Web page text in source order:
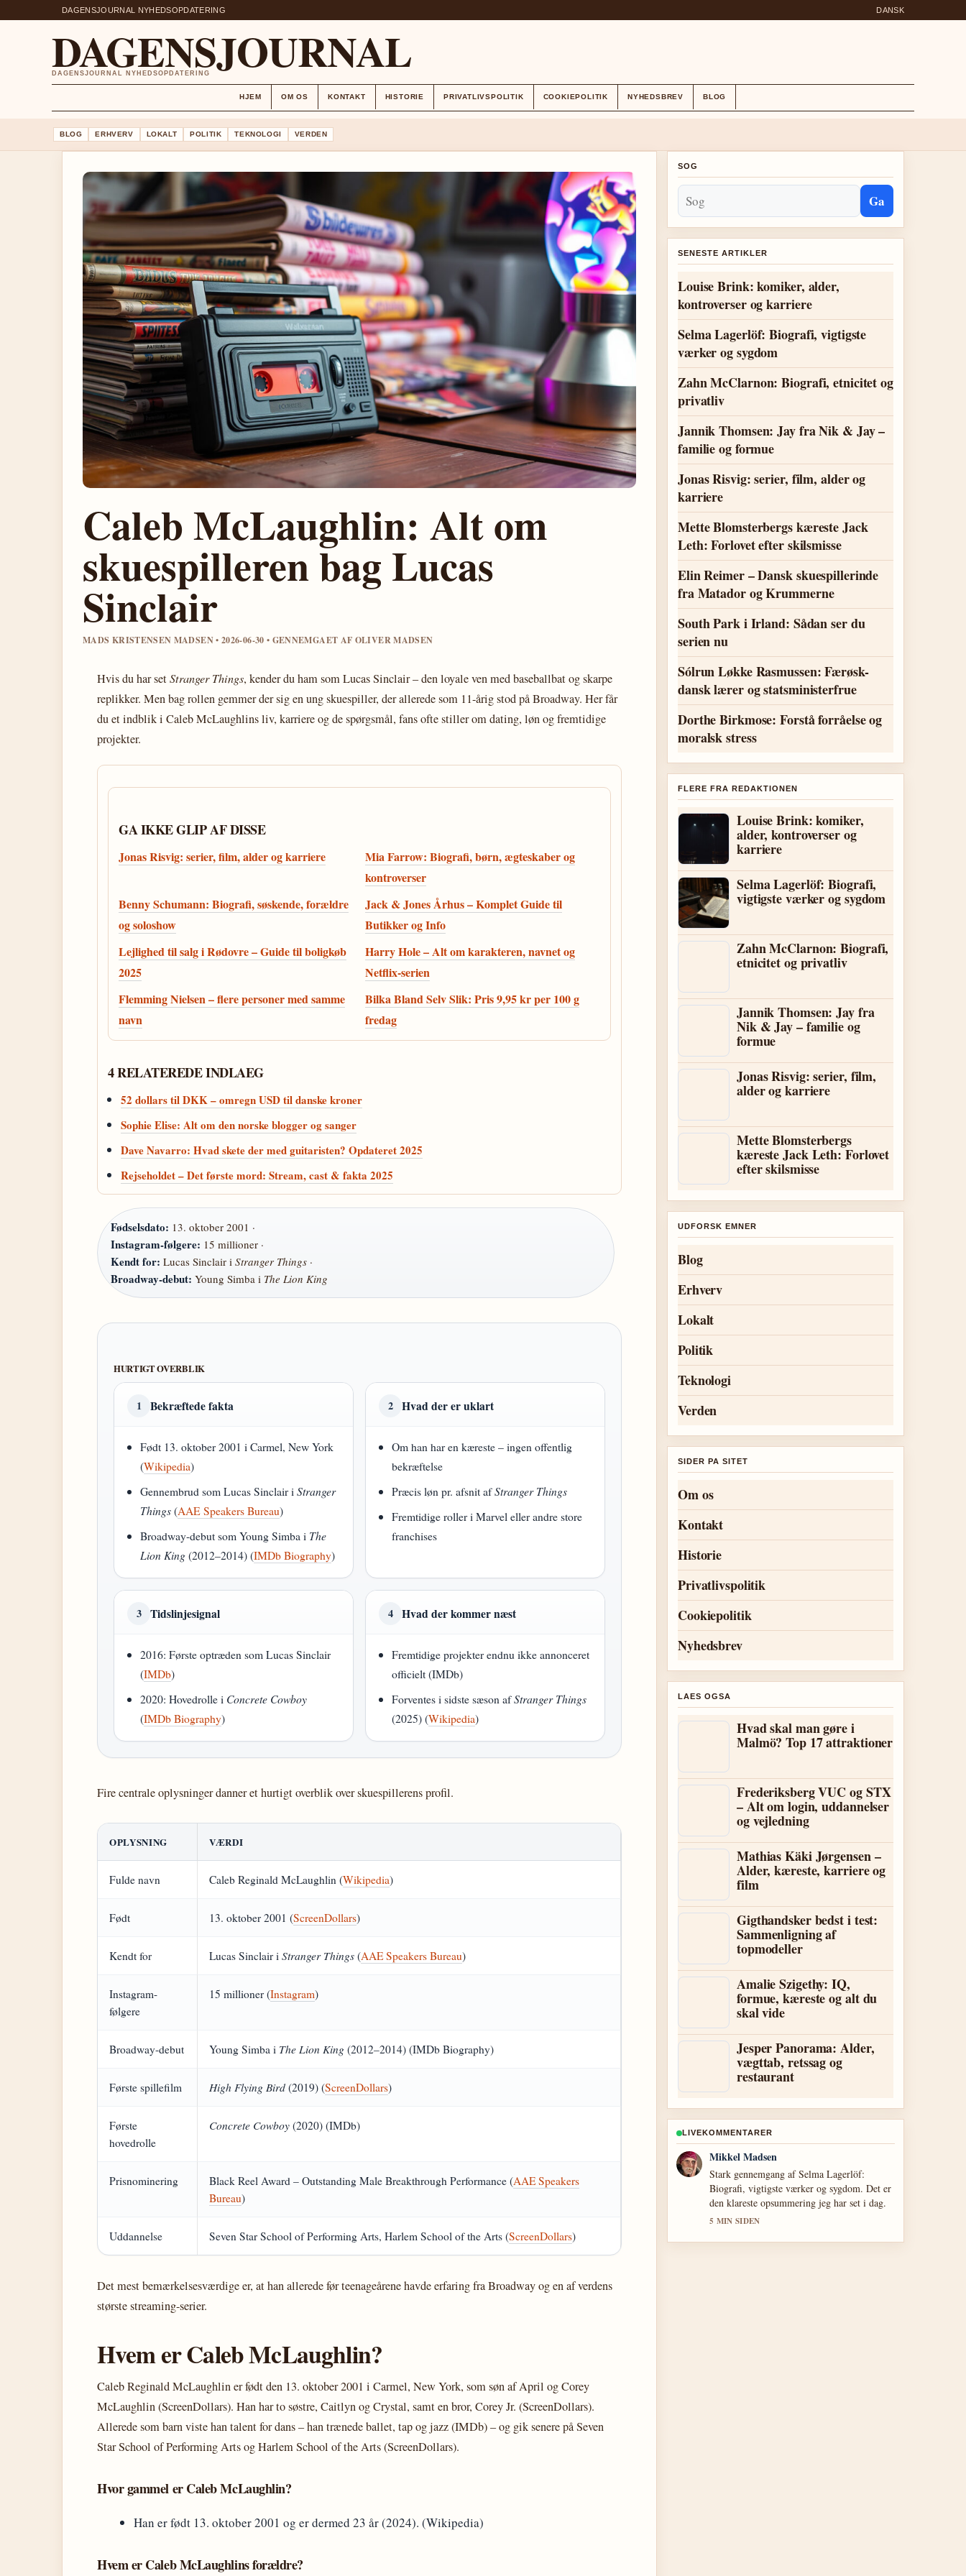
DAGENSJOURNAL NYHEDSOPDATERING DANSK
DAGENSJOURNAL
DAGENSJOURNAL NYHEDSOPDATERING
HJEM OM OS KONTAKT HISTORIE PRIVATLIVSPOLITIK COOKIEPOLITIK NYHEDSBREV BLOG
BLOG ERHVERV LOKALT POLITIK TEKNOLOGI VERDEN
Caleb McLaughlin: Alt om
skuespilleren bag Lucas
Sinclair
MADS KRISTENSEN MADSEN • 2026-06-30 • GENNEMGAET AF OLIVER MADSEN
Hvis du har setStranger Things, kender du ham som Lucas Sinclair – den loyale ven med baseballbat og skarpe
replikker. Men bag rollen gemmer der sig en ung skuespiller, der allerede som 11-årig stod på Broadway. Her får
du et indblik i Caleb McLaughlins liv, karriere og de spørgsmål, fans ofte stiller om dating, løn og fremtidige
projekter.
GA IKKE GLIP AF DISSE
Jonas Risvig: serier, film, alder og karriere
Mia Farrow: Biografi, børn, ægteskaber og
kontroverser
Benny Schumann: Biografi, søskende, forældre
og soloshow
Jack & Jones Århus – Komplet Guide til
Butikker og Info
Lejlighed til salg i Rødovre – Guide til boligkøb
2025
Harry Hole – Alt om karakteren, navnet og
Netflix-serien
Flemming Nielsen – flere personer med samme
navn
Bilka Bland Selv Slik: Pris 9,95 kr per 100 g
fredag
4 RELATEREDE INDLAEG
52 dollars til DKK – omregn USD til danske kroner
Sophie Elise: Alt om den norske blogger og sanger
Dave Navarro: Hvad skete der med guitaristen? Opdateret 2025
Rejseholdet – Det første mord: Stream, cast & fakta 2025
Fødselsdato: 13. oktober 2001 ·
Instagram-følgere: 15 millioner ·
Kendt for: Lucas Sinclair i Stranger Things ·
Broadway-debut: Young Simba i The Lion King
HURTIGT OVERBLIK
1 Bekræftede fakta
Født 13. oktober 2001 i Carmel, New York
(Wikipedia)
Gennembrud som Lucas Sinclair iStranger
Things(AAE Speakers Bureau)
Broadway-debut som Young Simba i The
Lion King(2012–2014) (IMDb Biography)
2 Hvad der er uklart
Om han har en kæreste – ingen offentlig
bekræftelse
Præcis løn pr. afsnit afStranger Things
Fremtidige roller i Marvel eller andre store
franchises
3 Tidslinjesignal
2016: Første optræden som Lucas Sinclair
(IMDb)
2020: Hovedrolle i Concrete Cowboy
(IMDb Biography)
4 Hvad der kommer næst
Fremtidige projekter endnu ikke annonceret
officielt (IMDb)
Forventes i sidste sæson afStranger Things
(2025) (Wikipedia)
Fire centrale oplysninger danner et hurtigt overblik over skuespillerens profil.
OPLYSNING VÆRDI
Fulde navn Caleb Reginald McLaughlin (Wikipedia)
Født 13. oktober 2001 (ScreenDollars)
Kendt for Lucas Sinclair i Stranger Things (AAE Speakers Bureau)
Instagram-
følgere
15 millioner (Instagram)
Broadway-debut Young Simba i The Lion King (2012–2014) (IMDb Biography)
Første spillefilm High Flying Bird (2019) (ScreenDollars)
Første
hovedrolle
Concrete Cowboy (2020) (IMDb)
Prisnominering Black Reel Award – Outstanding Male Breakthrough Performance (AAE Speakers
Bureau)
Uddannelse Seven Star School of Performing Arts, Harlem School of the Arts (ScreenDollars)
Det mest bemærkelsesværdige er, at han allerede før teenageårene havde erfaring fra Broadway og en af verdens
største streaming-serier.
Hvem er Caleb McLaughlin?
Caleb Reginald McLaughlin er født den 13. oktober 2001 i Carmel, New York, som søn af April og Corey
McLaughlin (ScreenDollars). Han har to søstre, Caitlyn og Crystal, samt en bror, Corey Jr. (ScreenDollars).
Allerede som barn viste han talent for dans – han trænede ballet, tap og jazz (IMDb) – og gik senere på Seven
Star School of Performing Arts og Harlem School of the Arts (ScreenDollars).
Hvor gammel er Caleb McLaughlin?
Han er født 13. oktober 2001 og er dermed 23 år (2024). (Wikipedia)
Hvem er Caleb McLaughlins forældre?
SOG
Ga
SENESTE ARTIKLER
Louise Brink: komiker, alder,
kontroverser og karriere
Selma Lagerlöf: Biografi, vigtigste
værker og sygdom
Zahn McClarnon: Biografi, etnicitet og
privatliv
Jannik Thomsen: Jay fra Nik & Jay –
familie og formue
Jonas Risvig: serier, film, alder og
karriere
Mette Blomsterbergs kæreste Jack
Leth: Forlovet efter skilsmisse
Elin Reimer – Dansk skuespillerinde
fra Matador og Krummerne
South Park i Irland: Sådan ser du
serien nu
Sólrun Løkke Rasmussen: Færøsk-
dansk lærer og statsministerfrue
Dorthe Birkmose: Forstå forråelse og
moralsk stress
FLERE FRA REDAKTIONEN
Louise Brink: komiker,
alder, kontroverser og
karriere
Selma Lagerlöf: Biografi,
vigtigste værker og sygdom
Zahn McClarnon: Biografi,
etnicitet og privatliv
Jannik Thomsen: Jay fra
Nik & Jay – familie og
formue
Jonas Risvig: serier, film,
alder og karriere
Mette Blomsterbergs
kæreste Jack Leth: Forlovet
efter skilsmisse
UDFORSK EMNER
Blog
Erhverv
Lokalt
Politik
Teknologi
Verden
SIDER PA SITET
Om os
Kontakt
Historie
Privatlivspolitik
Cookiepolitik
Nyhedsbrev
LAES OGSA
Hvad skal man gøre i
Malmö? Top 17 attraktioner
Frederiksberg VUC og STX
– Alt om login, uddannelser
og vejledning
Mathias Käki Jørgensen –
Alder, kæreste, karriere og
film
Gigthandsker bedst i test:
Sammenligning af
topmodeller
Amalie Szigethy: IQ,
formue, kæreste og alt du
skal vide
Jesper Panorama: Alder,
vægttab, retssag og
restaurant
LIVEKOMMENTARER
Clara Olesen
Folgningen af Zahn McClarnon: Biografi,
etnicitet og privatliv er balanceret og let at
forsta.
7 MIN SIDEN